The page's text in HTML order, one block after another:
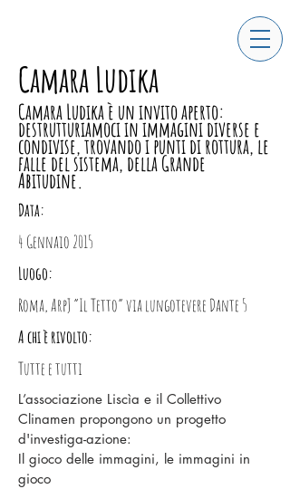
Camara Ludika
Camara Ludika è un invito aperto:
destrutturiamoci in immagini diverse e
condivise, trovando i punti di rottura, le
falle del sistema, della Grande
Abitudine.
Data:
4 Gennaio 2015
Luogo:
Roma, ArpJ “Il Tetto” via lungotevere Dante 5
A chi è rivolto:
Tutte e tutti
L’associazione Liscìa e il Collettivo
Clinamen propongono un progetto
d'investiga-azione:
Il gioco delle immagini, le immagini in
gioco